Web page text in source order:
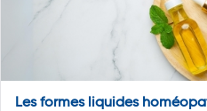
Les formes liquides